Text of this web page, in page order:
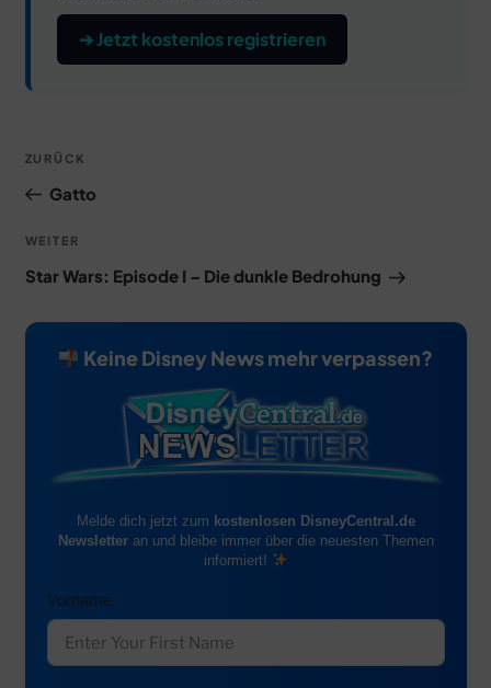
➔ Jetzt kostenlos registrieren
Beitragsnavigation
Vorheriger
Beitrag
ZURÜCK
Gatto
Nächster
Beitrag
WEITER
Star Wars: Episode I – Die dunkle Bedrohung
Keine Disney News mehr verpassen?
Melde dich jetzt zum kostenlosen DisneyCentral.de
Newsletteran und bleibe immer über die neuesten Themen
informiert!
Vorname